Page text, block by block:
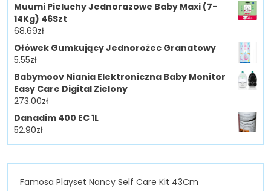
Muumi Pieluchy Jednorazowe Baby Maxi (7-
14Kg) 46Szt
68.69zł
Ołówek Gumkujący Jednorożec Granatowy
5.55zł
Babymoov Niania Elektroniczna Baby Monitor
Easy Care Digital Zielony
273.00zł
Danadim 400 EC 1L
52.90zł
Famosa Playset Nancy Self Care Kit 43Cm